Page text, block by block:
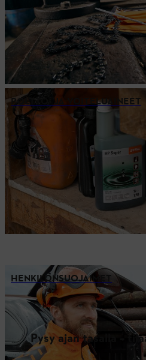
POLTTO- JA VOITELUAINEET
HENKILÖNSUOJAIMET
Pysy ajan tasalla –